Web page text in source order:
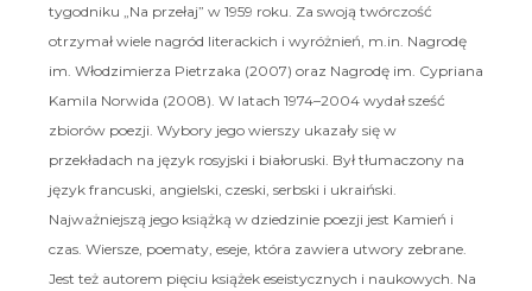
tygodniku „Na przełaj” w 1959 roku. Za swoją twórczość
otrzymał wiele nagród literackich i wyróżnień, m.in. Nagrodę
im. Włodzimierza Pietrzaka (2007) oraz Nagrodę im. Cypriana
Kamila Norwida (2008). W latach 1974–2004 wydał sześć
zbiorów poezji. Wybory jego wierszy ukazały się w
przekładach na język rosyjski i białoruski. Był tłumaczony na
język francuski, angielski, czeski, serbski i ukraiński.
Najważniejszą jego książką w dziedzinie poezji jest Kamień i
czas. Wiersze, poematy, eseje, która zawiera utwory zebrane.
Jest też autorem pięciu książek eseistycznych i naukowych. Na